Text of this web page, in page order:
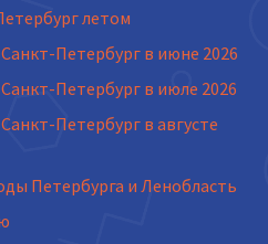
летом
Петербург в июне 2026
Петербург в июле 2026
Петербург в августе
Петербурга и Ленобласть